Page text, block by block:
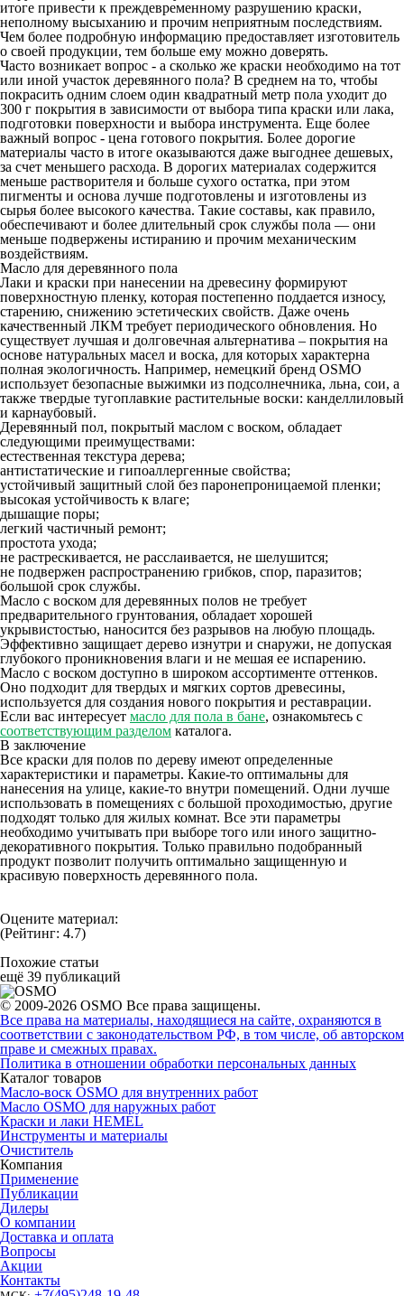
итоге привести к преждевременному разрушению краски,
неполному высыханию и прочим неприятным последствиям.
Чем более подробную информацию предоставляет изготовитель
о своей продукции, тем больше ему можно доверять.
Часто возникает вопрос - а сколько же краски необходимо на тот
или иной участок деревянного пола? В среднем на то, чтобы
покрасить одним слоем один квадратный метр пола уходит до
300 г покрытия в зависимости от выбора типа краски или лака,
подготовки поверхности и выбора инструмента. Еще более
важный вопрос - цена готового покрытия. Более дорогие
материалы часто в итоге оказываются даже выгоднее дешевых,
за счет меньшего расхода. В дорогих материалах содержится
меньше растворителя и больше сухого остатка, при этом
пигменты и основа лучше подготовлены и изготовлены из
сырья более высокого качества. Такие составы, как правило,
обеспечивают и более длительный срок службы пола — они
меньше подвержены истиранию и прочим механическим
воздействиям.
Масло для деревянного пола
Лаки и краски при нанесении на древесину формируют
поверхностную пленку, которая постепенно поддается износу,
старению, снижению эстетических свойств. Даже очень
качественный ЛКМ требует периодического обновления. Но
существует лучшая и долговечная альтернатива – покрытия на
основе натуральных масел и воска, для которых характерна
полная экологичность. Например, немецкий бренд OSMO
использует безопасные выжимки из подсолнечника, льна, сои, а
также твердые тугоплавкие растительные воски: канделлиловый
и карнаубовый.
Деревянный пол, покрытый маслом с воском, обладает
следующими преимуществами:
естественная текстура дерева;
антистатические и гипоаллергенные свойства;
устойчивый защитный слой без паронепроницаемой пленки;
высокая устойчивость к влаге;
дышащие поры;
легкий частичный ремонт;
простота ухода;
не растрескивается, не расслаивается, не шелушится;
не подвержен распространению грибков, спор, паразитов;
большой срок службы.
Масло с воском для деревянных полов не требует
предварительного грунтования, обладает хорошей
укрывистостью, наносится без разрывов на любую площадь.
Эффективно защищает дерево изнутри и снаружи, не допуская
глубокого проникновения влаги и не мешая ее испарению.
Масло с воском доступно в широком ассортименте оттенков.
Оно подходит для твердых и мягких сортов древесины,
используется для создания нового покрытия и реставрации.
Если вас интересует масло для пола в бане, ознакомьтесь с
соответствующим разделом каталога.
В заключение
Все краски для полов по дереву имеют определенные
характеристики и параметры. Какие-то оптимальны для
нанесения на улице, какие-то внутри помещений. Одни лучше
использовать в помещениях с большой проходимостью, другие
подходят только для жилых комнат. Все эти параметры
необходимо учитывать при выборе того или иного защитно-
декоративного покрытия. Только правильно подобранный
продукт позволит получить оптимально защищенную и
красивую поверхность деревянного пола.
Оцените материал:
(Рейтинг: 4.7)
Похожие статьи
ещё 39 публикаций
© 2009-2026 OSMO Все права защищены.
Все права на материалы, находящиеся на сайте, охраняются в
соответствии с законодательством РФ, в том числе, об авторском
праве и смежных правах.
Политика в отношении обработки персональных данных
Каталог товаров
Масло-воск OSMO для внутренних работ
Масло OSMO для наружных работ
Краски и лаки HEMEL
Инструменты и материалы
Очиститель
Компания
Применение
Публикации
Дилеры
О компании
Доставка и оплата
Вопросы
Акции
Контакты